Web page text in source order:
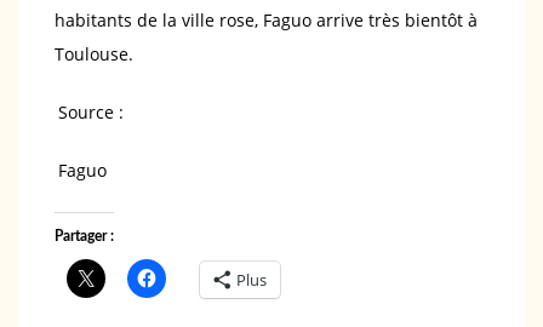
habitants de la ville rose, Faguo arrive très bientôt à
Toulouse.
Source :
Faguo
Partager :
Plus